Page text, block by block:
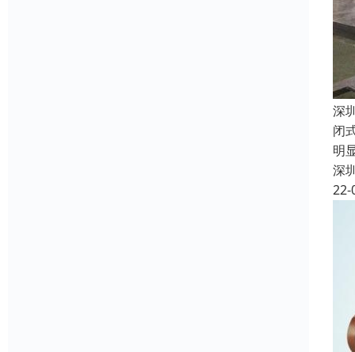
深
闭
明
深
22-